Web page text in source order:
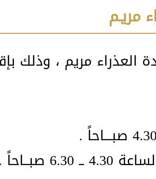
مريـم
العذراء مريم ، وذلك
.